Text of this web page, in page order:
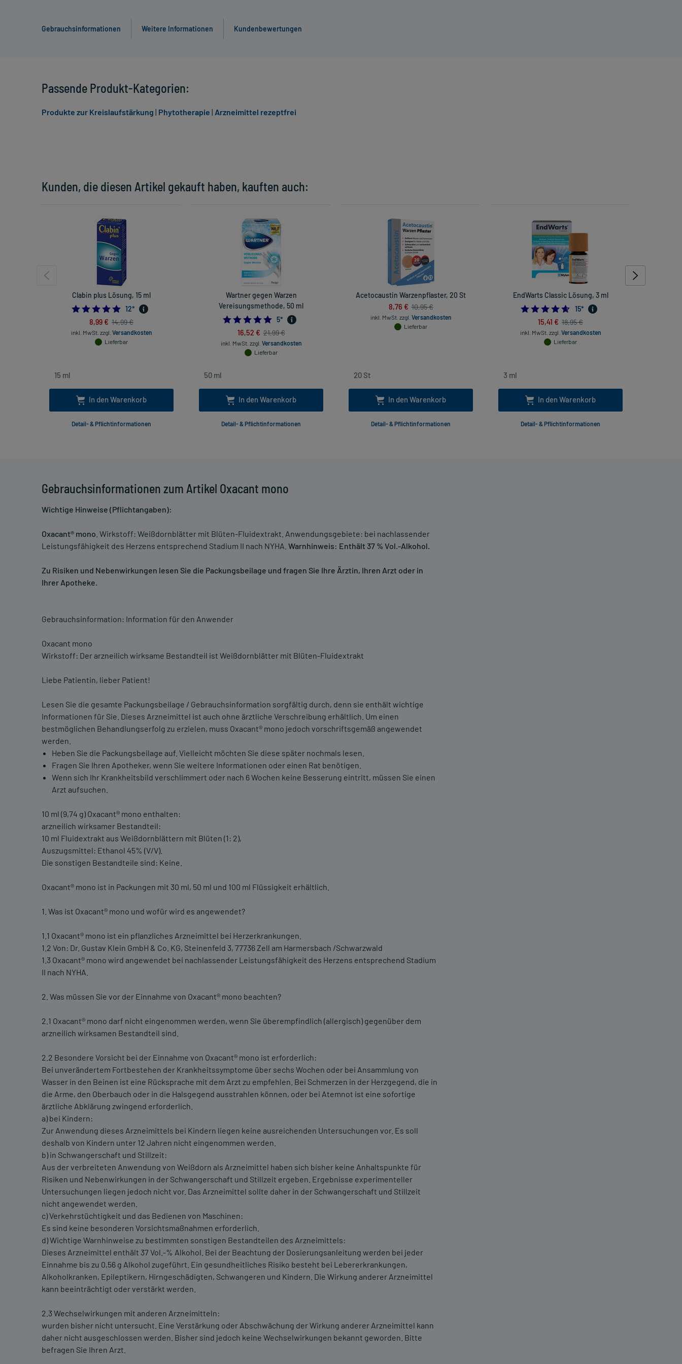
Gebrauchsinformationen Weitere Informationen Kundenbewertungen
Gebrauchsinformationen zum Artikel Oxacant mono
Wichtige Hinweise (Pflichtangaben):
Oxacant® mono . Wirkstoff: Weißdornblätter mit Blüten-Fluidextrakt. Anwendungsgebiete: bei nachlassender
Leistungsfähigkeit des Herzens entsprechend Stadium II nach NYHA. Warnhinweis: Enthält 37 % Vol.-Alkohol.
Zu Risiken und Nebenwirkungen lesen Sie die Packungsbeilage und fragen Sie Ihre Ärztin, Ihren Arzt oder in
Ihrer Apotheke.
Gebrauchsinformation: Information für den Anwender
Oxacant mono
Wirkstoff: Der arzneilich wirksame Bestandteil ist Weißdornblätter mit Blüten-Fluidextrakt
Liebe Patientin, lieber Patient!
Lesen Sie die gesamte Packungsbeilage / Gebrauchsinformation sorgfältig durch, denn sie enthält wichtige
Informationen für Sie. Dieses Arzneimittel ist auch ohne ärztliche Verschreibung erhältlich. Um einen
bestmöglichen Behandlungserfolg zu erzielen, muss Oxacant® mono jedoch vorschriftsgemäß angewendet
werden.
Heben Sie die Packungsbeilage auf. Vielleicht möchten Sie diese später nochmals lesen.
Fragen Sie Ihren Apotheker, wenn Sie weitere Informationen oder einen Rat benötigen.
Wenn sich Ihr Krankheitsbild verschlimmert oder nach 6 Wochen keine Besserung eintritt, müssen Sie einen
Arzt aufsuchen.
10 ml (9,74 g) Oxacant® mono enthalten:
arzneilich wirksamer Bestandteil:
10 ml Fluidextrakt aus Weißdornblättern mit Blüten (1: 2),
Auszugsmittel: Ethanol 45% (V/V).
Die sonstigen Bestandteile sind: Keine.
Oxacant® mono ist in Packungen mit 30 ml, 50 ml und 100 ml Flüssigkeit erhältlich.
1. Was ist Oxacant® mono und wofür wird es angewendet?
1.1 Oxacant® mono ist ein pflanzliches Arzneimittel bei Herzerkrankungen.
1.2 Von: Dr. Gustav Klein GmbH & Co. KG, Steinenfeld 3, 77736 Zell am Harmersbach /Schwarzwald
1.3 Oxacant® mono wird angewendet bei nachlassender Leistungsfähigkeit des Herzens entsprechend Stadium
II nach NYHA.
2. Was müssen Sie vor der Einnahme von Oxacant® mono beachten?
2.1 Oxacant® mono darf nicht eingenommen werden, wenn Sie überempfindlich (allergisch) gegenüber dem
arzneilich wirksamen Bestandteil sind.
2.2 Besondere Vorsicht bei der Einnahme von Oxacant® mono ist erforderlich:
Bei unverändertem Fortbestehen der Krankheitssymptome über sechs Wochen oder bei Ansammlung von
Wasser in den Beinen ist eine Rücksprache mit dem Arzt zu empfehlen. Bei Schmerzen in der Herzgegend, die in
die Arme, den Oberbauch oder in die Halsgegend ausstrahlen können, oder bei Atemnot ist eine sofortige
ärztliche Abklärung zwingend erforderlich.
a) bei Kindern:
Zur Anwendung dieses Arzneimittels bei Kindern liegen keine ausreichenden Untersuchungen vor. Es soll
deshalb von Kindern unter 12 Jahren nicht eingenommen werden.
b) in Schwangerschaft und Stillzeit:
Aus der verbreiteten Anwendung von Weißdorn als Arzneimittel haben sich bisher keine Anhaltspunkte für
Risiken und Nebenwirkungen in der Schwangerschaft und Stillzeit ergeben. Ergebnisse experimenteller
Untersuchungen liegen jedoch nicht vor. Das Arzneimittel sollte daher in der Schwangerschaft und Stillzeit
nicht angewendet werden.
c) Verkehrstüchtigkeit und das Bedienen von Maschinen:
Es sind keine besonderen Vorsichtsmaßnahmen erforderlich.
d) Wichtige Warnhinweise zu bestimmten sonstigen Bestandteilen des Arzneimittels:
Dieses Arzneimittel enthält 37 Vol.-% Alkohol. Bei der Beachtung der Dosierungsanleitung werden bei jeder
Einnahme bis zu 0,56 g Alkohol zugeführt. Ein gesundheitliches Risiko besteht bei Lebererkrankungen,
Alkoholkranken, Epileptikern, Hirngeschädigten, Schwangeren und Kindern. Die Wirkung anderer Arzneimittel
kann beeinträchtigt oder verstärkt werden.
2.3 Wechselwirkungen mit anderen Arzneimitteln:
wurden bisher nicht untersucht. Eine Verstärkung oder Abschwächung der Wirkung anderer Arzneimittel kann
daher nicht ausgeschlossen werden. Bisher sind jedoch keine Wechselwirkungen bekannt geworden. Bitte
befragen Sie Ihren Arzt.
Kunden, die diesen Artikel gekauft haben, kauften auch:
Clabin plus Lösung, 15 ml
4.833333333333333
12*
8,99 € 14,99 €
inkl. MwSt. zzgl. Versandkosten
Lieferbar
In den Warenkorb
Detail- & Pflichtinformationen
Wartner gegen Warzen
Vereisungsmethode, 50 ml
5.0
5*
16,52 € 21,99 €
inkl. MwSt. zzgl. Versandkosten
Lieferbar
In den Warenkorb
Detail- & Pflichtinformationen
Acetocaustin Warzenpflaster, 20 St
8,76 € 10,95 €
inkl. MwSt. zzgl. Versandkosten
Lieferbar
In den Warenkorb
Detail- & Pflichtinformationen
EndWarts Classic Lösung, 3 ml
4.6
15*
15,41 € 18,95 €
inkl. MwSt. zzgl. Versandkosten
Lieferbar
In den Warenkorb
Detail- & Pflichtinformationen
Passende Produkt-Kategorien:
Produkte zur Kreislaufstärkung | Phytotherapie | Arzneimittel rezeptfrei